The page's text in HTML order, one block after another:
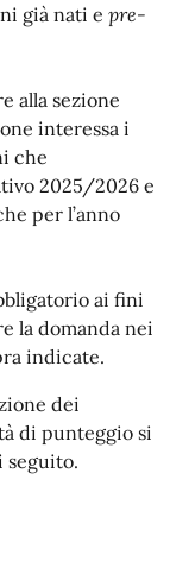
già nati e pre-
alla sezione
interessa i
che
2025/2026 e
per l’anno
ai fini
la domanda nei
indicate.
dei
di punteggio si
seguito.